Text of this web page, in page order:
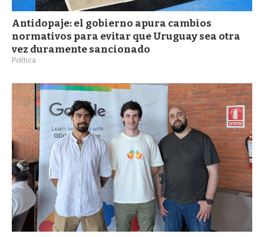
Antidopaje: el gobierno apura cambios
normativos para evitar que Uruguay sea otra
vez duramente sancionado
Política